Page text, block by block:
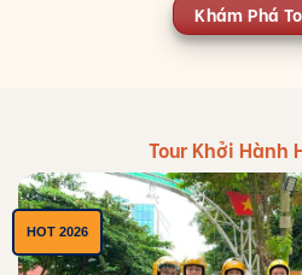
Khám Phá
Tour Khởi Hành
HOT 2026